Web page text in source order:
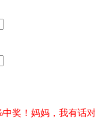
中奖！妈妈，我有话